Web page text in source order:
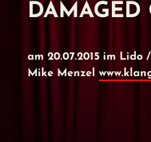
DAMAGED
am 20.07.2015 im Lido
Mike Menzel